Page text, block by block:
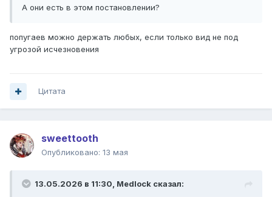
А они есть в этом постановлении?
попугаев можно держать любых, если только вид не под
угрозой исчезновения
Цитата
sweettooth
Опубликовано: 13 мая
13.05.2026 в 11:30, Medlock сказал: